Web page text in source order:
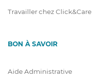
Travailler chez Click&Care
BON À SAVOIR
Aide Administrative